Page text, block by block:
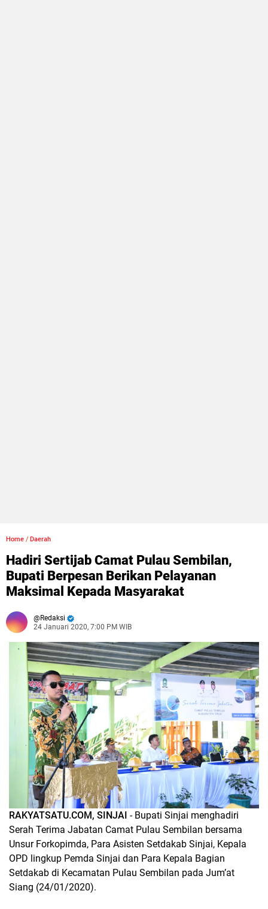
Home / Daerah
Hadiri Sertijab Camat Pulau Sembilan,
Bupati Berpesan Berikan Pelayanan
Maksimal Kepada Masyarakat
Redaksi
24 Januari 2020, 7:00 PM WIB
RAKYATSATU.COM, SINJAI - Bupati Sinjai menghadiri
Serah Terima Jabatan Camat Pulau Sembilan bersama
Unsur Forkopimda, Para Asisten Setdakab Sinjai, Kepala
OPD lingkup Pemda Sinjai dan Para Kepala Bagian
Setdakab di Kecamatan Pulau Sembilan pada Jum’at
Siang (24/01/2020).